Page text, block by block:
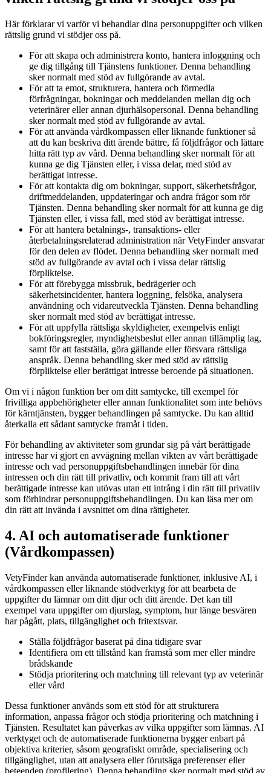
Här förklarar vi varför vi behandlar dina personuppgifter och vilken
rättslig grund vi stödjer oss på.
För att skapa och administrera konto, hantera inloggning och
ge dig tillgång till Tjänstens funktioner. Denna behandling
sker normalt med stöd av fullgörande av avtal.
För att ta emot, strukturera, hantera och förmedla
förfrågningar, bokningar och meddelanden mellan dig och
veterinärer eller annan djurhälsopersonal. Denna behandling
sker normalt med stöd av fullgörande av avtal.
För att använda vårdkompassen eller liknande funktioner så
att du kan beskriva ditt ärende bättre, få följdfrågor och lättare
hitta rätt typ av vård. Denna behandling sker normalt för att
kunna ge dig Tjänsten eller, i vissa delar, med stöd av
berättigat intresse.
För att kontakta dig om bokningar, support, säkerhetsfrågor,
driftmeddelanden, uppdateringar och andra frågor som rör
Tjänsten. Denna behandling sker normalt för att kunna ge dig
Tjänsten eller, i vissa fall, med stöd av berättigat intresse.
För att hantera betalnings-, transaktions- eller
återbetalningsrelaterad administration när VetyFinder ansvarar
för den delen av flödet. Denna behandling sker normalt med
stöd av fullgörande av avtal och i vissa delar rättslig
förpliktelse.
För att förebygga missbruk, bedrägerier och
säkerhetsincidenter, hantera loggning, felsöka, analysera
användning och vidareutveckla Tjänsten. Denna behandling
sker normalt med stöd av berättigat intresse.
För att uppfylla rättsliga skyldigheter, exempelvis enligt
bokföringsregler, myndighetsbeslut eller annan tillämplig lag,
samt för att fastställa, göra gällande eller försvara rättsliga
anspråk. Denna behandling sker med stöd av rättslig
förpliktelse eller berättigat intresse beroende på situationen.
Om vi i någon funktion ber om ditt samtycke, till exempel för
frivilliga appbehörigheter eller annan funktionalitet som inte behövs
för kärntjänsten, bygger behandlingen på samtycke. Du kan alltid
återkalla ett sådant samtycke framåt i tiden.
För behandling av aktiviteter som grundar sig på vårt berättigade
intresse har vi gjort en avvägning mellan vikten av vårt berättigade
intresse och vad personuppgiftsbehandlingen innebär för dina
intressen och din rätt till privatliv, och kommit fram till att vårt
berättigade intresse kan utövas utan ett intrång i din rätt till privatliv
som förhindrar personuppgiftsbehandlingen. Du kan läsa mer om
din rätt att invända i avsnittet om dina rättigheter.
4. AI och automatiserade funktioner
(Vårdkompassen)
VetyFinder kan använda automatiserade funktioner, inklusive AI, i
vårdkompassen eller liknande stödverktyg för att bearbeta de
uppgifter du lämnar om ditt djur och ditt ärende. Det kan till
exempel vara uppgifter om djurslag, symptom, hur länge besvären
har pågått, plats, tillgänglighet och fritextsvar.
Ställa följdfrågor baserat på dina tidigare svar
Identifiera om ett tillstånd kan framstå som mer eller mindre
brådskande
Stödja prioritering och matchning till relevant typ av veterinär
eller vård
Dessa funktioner används som ett stöd för att strukturera
information, anpassa frågor och stödja prioritering och matchning i
Tjänsten. Resultatet kan påverkas av vilka uppgifter som lämnas. AI
verktyget och de automatiserade funktionerna bygger enbart på
objektiva kriterier, såsom geografiskt område, specialisering och
tillgänglighet, utan att analysera eller förutsäga preferenser eller
beteenden (profilering). Denna behandling sker normalt med stöd av